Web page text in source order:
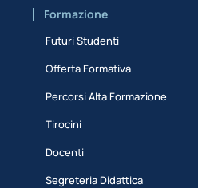
Formazione
Futuri Studenti
Offerta Formativa
Percorsi Alta Formazione
Tirocini
Docenti
Segreteria Didattica